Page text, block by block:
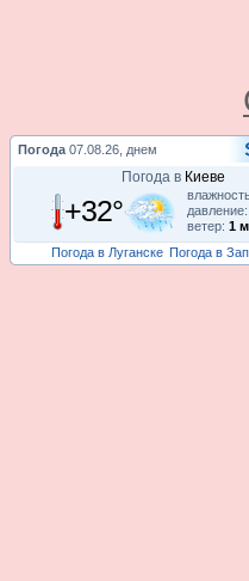
Погода 07.08.26, днем
Погода в Киеве
+32°
давление:
ветер: 1
Погода в Луганске Погода в